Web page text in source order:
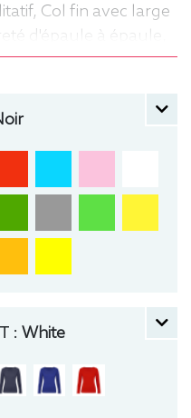
Col fin avec large
d'épaule à épaule,
jusqu'à 40°C, Moyen
: White